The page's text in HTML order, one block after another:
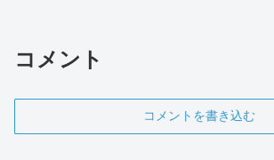
コメント
コメントを書き込む